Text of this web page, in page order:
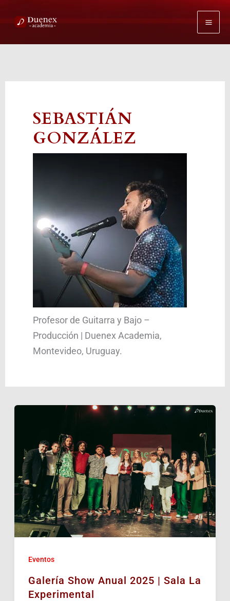
SEBASTIÁN
GONZÁLEZ
Profesor de Guitarra y Bajo –
Producción | Duenex Academia,
Montevideo, Uruguay.
Eventos
Galería Show Anual 2025 | Sala La
Experimental